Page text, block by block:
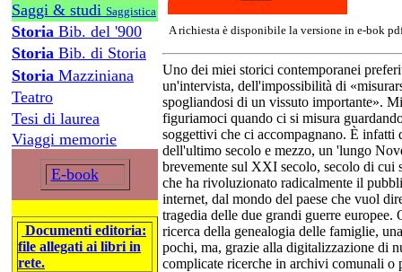
Saggi & studi Saggistica
Storia Bib. del '900
Storia Bib. di Storia
Storia Mazziniana
Teatro
Tesi di laurea
Viaggi memorie
E-book
Documenti editoria:
file allegati ai libri in
rete.
A richiesta è disponibile la versione in e-bok
Uno dei miei storici contemporanei
un'intervista, dell'impossibilità di
spogliandosi di un vissuto importante».
figuriamoci quando ci si misura
soggettivi che ci accompagnano. È
dell'ultimo secolo e mezzo, un 'lungo
brevemente sul XXI secolo, secolo di cui
che ha rivoluzionato radicalmente il
internet, dal mondo del paese che vuol
tragedia delle due grandi guerre
ricerca della genealogia delle famiglie,
pochi, ma, grazie alla digitalizzazione di
complicate ricerche in archivi comunali o